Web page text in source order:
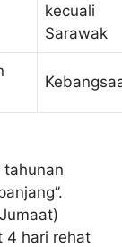
kecuali
Sarawak
4 hari rehat